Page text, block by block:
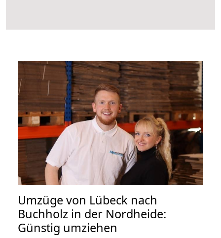
Umzüge von Lübeck nach
Buchholz in der Nordheide:
Günstig umziehen